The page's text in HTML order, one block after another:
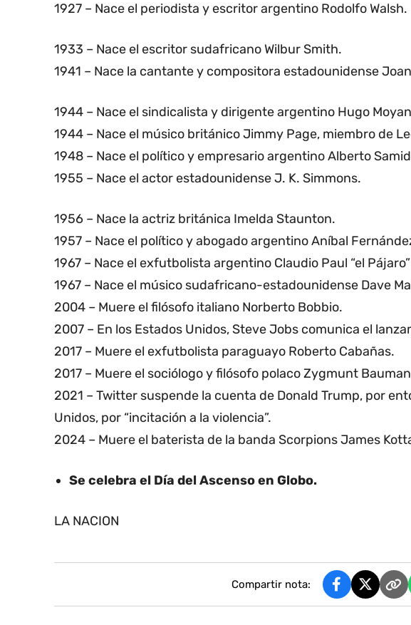
1927 – Nace el periodista y escritor argentino Rodolfo Walsh.
1933 – Nace el escritor sudafricano Wilbur Smith.
1941 – Nace la cantante y compositora estadounidense
1944 – Nace el sindicalista y dirigente argentino Hugo
1944 – Nace el músico británico Jimmy Page, miembro de
1948 – Nace el político y empresario argentino Alberto
1955 – Nace el actor estadounidense J. K. Simmons.
1956 – Nace la actriz británica Imelda Staunton.
1957 – Nace el político y abogado argentino Aníbal
1967 – Nace el exfutbolista argentino Claudio Paul “el
1967 – Nace el músico sudafricano-estadounidense Dave
2004 – Muere el filósofo italiano Norberto Bobbio.
2007 – En los Estados Unidos, Steve Jobs comunica el
2017 – Muere el exfutbolista paraguayo Roberto Cabañas.
2017 – Muere el sociólogo y filósofo polaco Zygmunt
2021 – Twitter suspende la cuenta de Donald Trump, por
Unidos, por “incitación a la violencia”.
2024 – Muere el baterista de la banda Scorpions James
Se celebra el Día del Ascenso en Globo.
LA NACION
Compartir nota: